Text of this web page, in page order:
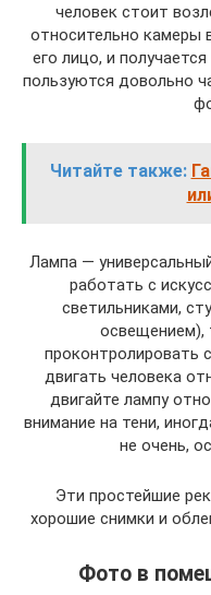
человек стоит
относительно камеры
его лицо, и
пользуются довольно
Читайте также:
Лампа —
работать с
светильниками,
освещением),
проконтролировать
двигать человека
двигайте лампу
внимание на тени,
не очень,
Эти простейшие
хорошие снимки и
Фото в